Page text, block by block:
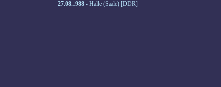
27.08.1988 - Halle (Saale) [DDR]